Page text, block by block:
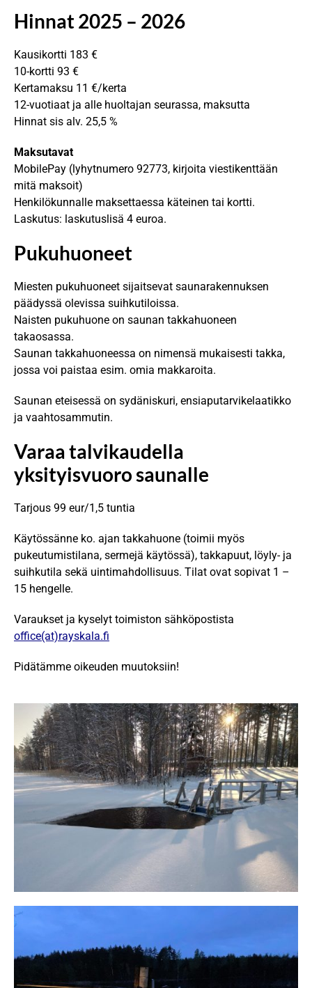
Hinnat 2025 – 2026
Kausikortti 183 €
10-kortti 93 €
Kertamaksu 11 €/kerta
12-vuotiaat ja alle huoltajan seurassa, maksutta
Hinnat sis alv. 25,5 %
Maksutavat
MobilePay (lyhytnumero 92773, kirjoita viestikenttään
mitä maksoit)
Henkilökunnalle maksettaessa käteinen tai kortti.
Laskutus: laskutuslisä 4 euroa.
Pukuhuoneet
Miesten pukuhuoneet sijaitsevat saunarakennuksen
päädyssä olevissa suihkutiloissa.
Naisten pukuhuone on saunan takkahuoneen
takaosassa.
Saunan takkahuoneessa on nimensä mukaisesti takka,
jossa voi paistaa esim. omia makkaroita.
Saunan eteisessä on sydäniskuri, ensiaputarvikelaatikko
ja vaahtosammutin.
Varaa talvikaudella
yksityisvuoro saunalle
Tarjous 99 eur/1,5 tuntia
Käytössänne ko. ajan takkahuone (toimii myös
pukeutumistilana, sermejä käytössä), takkapuut, löyly- ja
suihkutila sekä uintimahdollisuus. Tilat ovat sopivat 1 –
15 hengelle.
Varaukset ja kyselyt toimiston sähköpostista
office(at)rayskala.fi
Pidätämme oikeuden muutoksiin!